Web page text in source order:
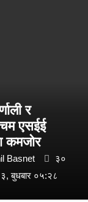
र
एसईई
कमजोर
Basnet
३०
बुधबार ०५:२८